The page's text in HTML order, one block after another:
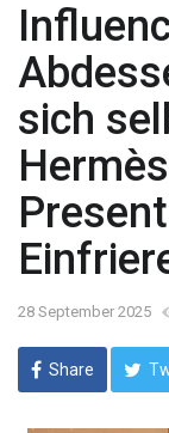
sich
28 September 2025
Share